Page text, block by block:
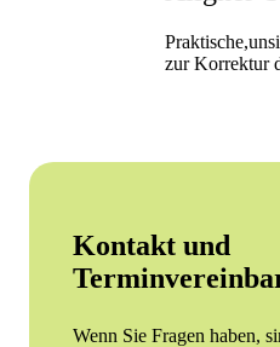
zur Korrektur
Kontakt und
Wenn Sie Fragen haben,